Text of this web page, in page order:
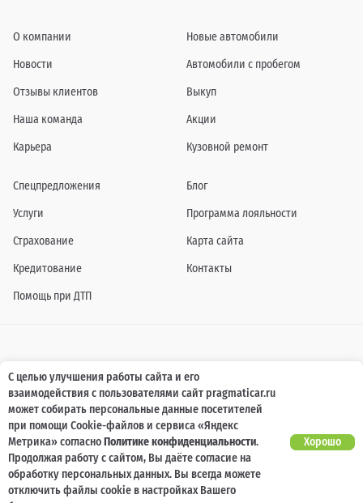
О компании
Новости
Отзывы клиентов
Наша команда
Карьера
Новые автомобили
Автомобили с пробегом
Выкуп
Акции
Кузовной ремонт
Спецпредложения
Услуги
Страхование
Кредитование
Помощь при ДТП
Блог
Программа лояльности
Карта сайта
Контакты
Информация о технических характеристиках, составе комплектаций, цветовой
гамме и стоимости автомобилей, а также действующих акциях, сроках и условиях
их проведения, указанных на сайте www.pragmaticar.ru, носит информационный
характер и ни при каких условиях не является публичной офертой,
определяемой положениями пунктом 2 статьи 437 Гражданского кодекса
Российской Федерации. Для получения подробной информации обращайтесь к
специалистам нашей компании.
© ПРАГМАТИКА, 2026
С целью улучшения работы сайта и его
взаимодействия с пользователями сайт pragmaticar.ru
может собирать персональные данные посетителей
при помощи Cookie-файлов и сервиса «Яндекс
Метрика» согласноПолитике конфиденциальности.
Продолжая работу с сайтом, Вы даёте согласие на
обработку персональных данных. Вы всегда можете
отключить файлы cookie в настройках Вашего
Хорошо